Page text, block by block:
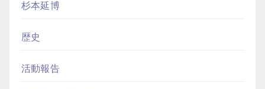
杉本延博
歴史
活動報告